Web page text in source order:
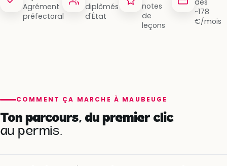
Agrément
préfectoral
diplômés
d'État
notes
de
leçons
~178
€/mois
COMMENT ÇA MARCHE À MAUBEUGE
Ton parcours, du premier clic
au permis.